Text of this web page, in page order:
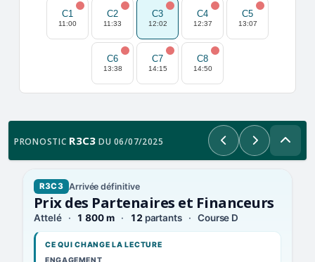
C1
11:00
C2
11:33
C3
12:02
C4
12:37
C5
13:07
C6
13:38
C7
14:15
C8
14:50
PRONOSTIC R3C3 DU 06/07/2025 PrécédentSuivant
R3C3 Arrivée définitive
Prix des Partenaires et Financeurs
Attelé 1 800 m 12 partants Course D
CE QUI CHANGE LA LECTURE